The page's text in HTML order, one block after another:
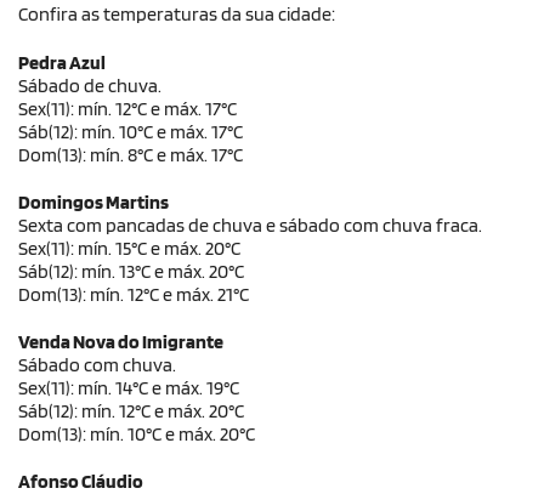
Confira as temperaturas da sua cidade:
Pedra Azul
Sábado de chuva.
Sex(11): mín. 12°C e máx. 17°C
Sáb(12): mín. 10°C e máx. 17°C
Dom(13): mín. 8°C e máx. 17°C
Domingos Martins
Sexta com pancadas de chuva e sábado com chuva fraca.
Sex(11): mín. 15°C e máx. 20°C
Sáb(12): mín. 13°C e máx. 20°C
Dom(13): mín. 12°C e máx. 21°C
Venda Nova do Imigrante
Sábado com chuva.
Sex(11): mín. 14°C e máx. 19°C
Sáb(12): mín. 12°C e máx. 20°C
Dom(13): mín. 10°C e máx. 20°C
Afonso Cláudio